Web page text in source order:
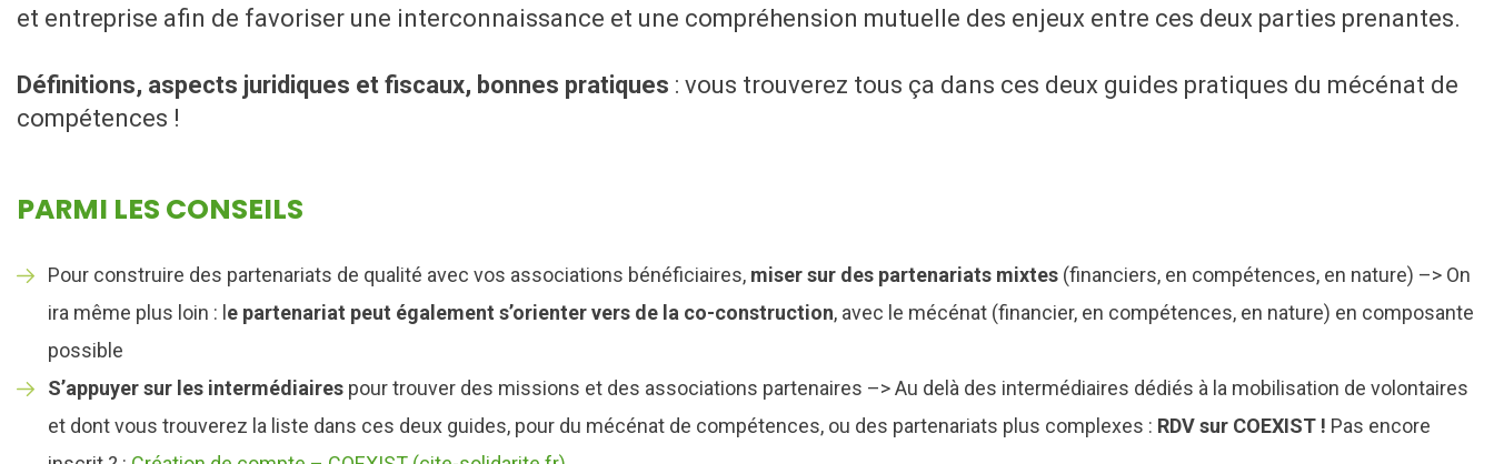
et entreprise afin de favoriser une interconnaissance et une compréhension mutuelle des enjeux entre ces deux parties prenantes.
Définitions, aspects juridiques et fiscaux, bonnes pratiques : vous trouverez tous ça dans ces deux guides pratiques du mécénat de
compétences !
PARMI LES CONSEILS
Pour construire des partenariats de qualité avec vos associations bénéficiaires, miser sur des partenariats mixtes (financiers, en compétences, en nature) –> On
ira même plus loin : l e partenariat peut également s’orienter vers de la co-construction, avec le mécénat (financier, en compétences, en nature) en composante
possible
S’appuyer sur les intermédiaires pour trouver des missions et des associations partenaires –> Au delà des intermédiaires dédiés à la mobilisation de volontaires
et dont vous trouverez la liste dans ces deux guides, pour du mécénat de compétences, ou des partenariats plus complexes : RDV sur COEXIST ! Pas encore